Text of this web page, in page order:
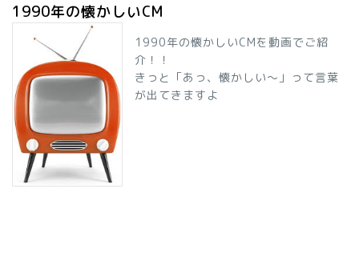
1990年の懐かしいCM
1990年の懐かしいCMを動画でご紹
介！！
きっと「あっ、懐かしい～」って言葉
が出てきますよ